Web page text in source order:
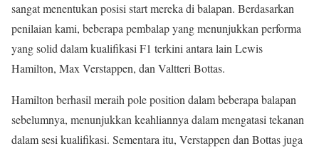
sangat menentukan posisi start mereka di balapan. Berdasarkan
penilaian kami, beberapa pembalap yang menunjukkan performa
yang solid dalam kualifikasi F1 terkini antara lain Lewis
Hamilton, Max Verstappen, dan Valtteri Bottas.
Hamilton berhasil meraih pole position dalam beberapa balapan
sebelumnya, menunjukkan keahliannya dalam mengatasi tekanan
dalam sesi kualifikasi. Sementara itu, Verstappen dan Bottas juga